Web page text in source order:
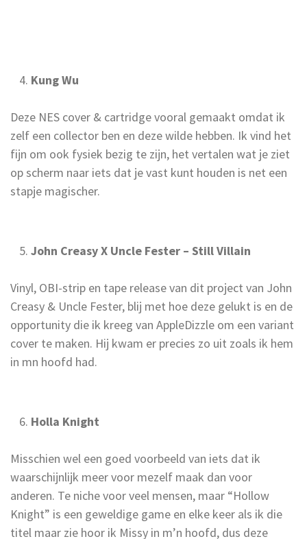
Kung Wu
Deze NES cover & cartridge vooral gemaakt omdat ik
zelf een collector ben en deze wilde hebben. Ik vind het
fijn om ook fysiek bezig te zijn, het vertalen wat je ziet
op scherm naar iets dat je vast kunt houden is net een
stapje magischer.
John Creasy X Uncle Fester – Still Villain
Vinyl, OBI-strip en tape release van dit project van John
Creasy & Uncle Fester, blij met hoe deze gelukt is en de
opportunity die ik kreeg van AppleDizzle om een variant
cover te maken. Hij kwam er precies zo uit zoals ik hem
in mn hoofd had.
Holla Knight
Misschien wel een goed voorbeeld van iets dat ik
waarschijnlijk meer voor mezelf maak dan voor
anderen. Te niche voor veel mensen, maar “Hollow
Knight” is een geweldige game en elke keer als ik die
titel maar zie hoor ik Missy in m’n hoofd, dus deze